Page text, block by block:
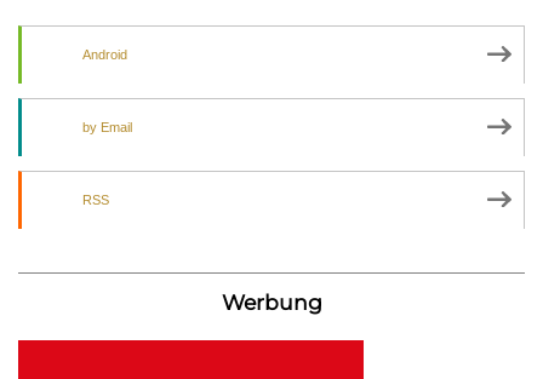
Android
by Email
RSS
Werbung